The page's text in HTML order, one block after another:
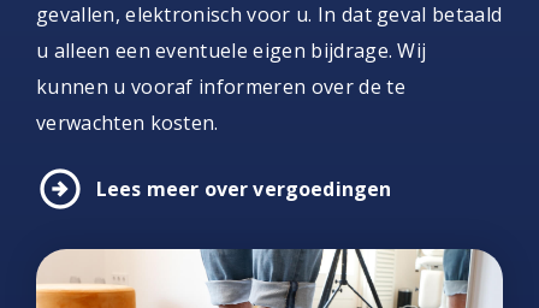
gevallen, elektronisch voor u. In dat geval betaald
u alleen een eventuele eigen bijdrage. Wij
kunnen u vooraf informeren over de te
verwachten kosten.
arrow_circle_right Lees meer over vergoedingen